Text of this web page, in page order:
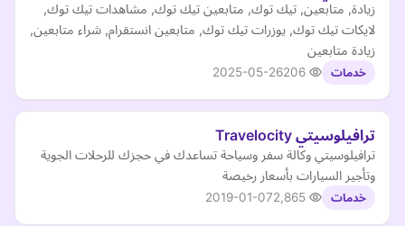
زيادة, متابعين, تيك توك, متابعين تيك توك, مشاهدات تيك توك,
لايكات تيك توك, يوزرات تيك توك, متابعين انستقرام, شراء متابعين,
زيادة متابعين
خدمات 2025-05-26
ترافيلوسيتي Travelocity
ترافيلوسيتي وكالة سفر وسياحة تساعدك في حجزك للرحلات الجوية
وتأجير السيارات بأسعار رخيصة
خدمات 2019-01-07